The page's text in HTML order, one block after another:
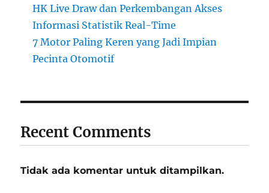
HK Live Draw dan Perkembangan Akses
Informasi Statistik Real-Time
7 Motor Paling Keren yang Jadi Impian
Pecinta Otomotif
Recent Comments
Tidak ada komentar untuk ditampilkan.